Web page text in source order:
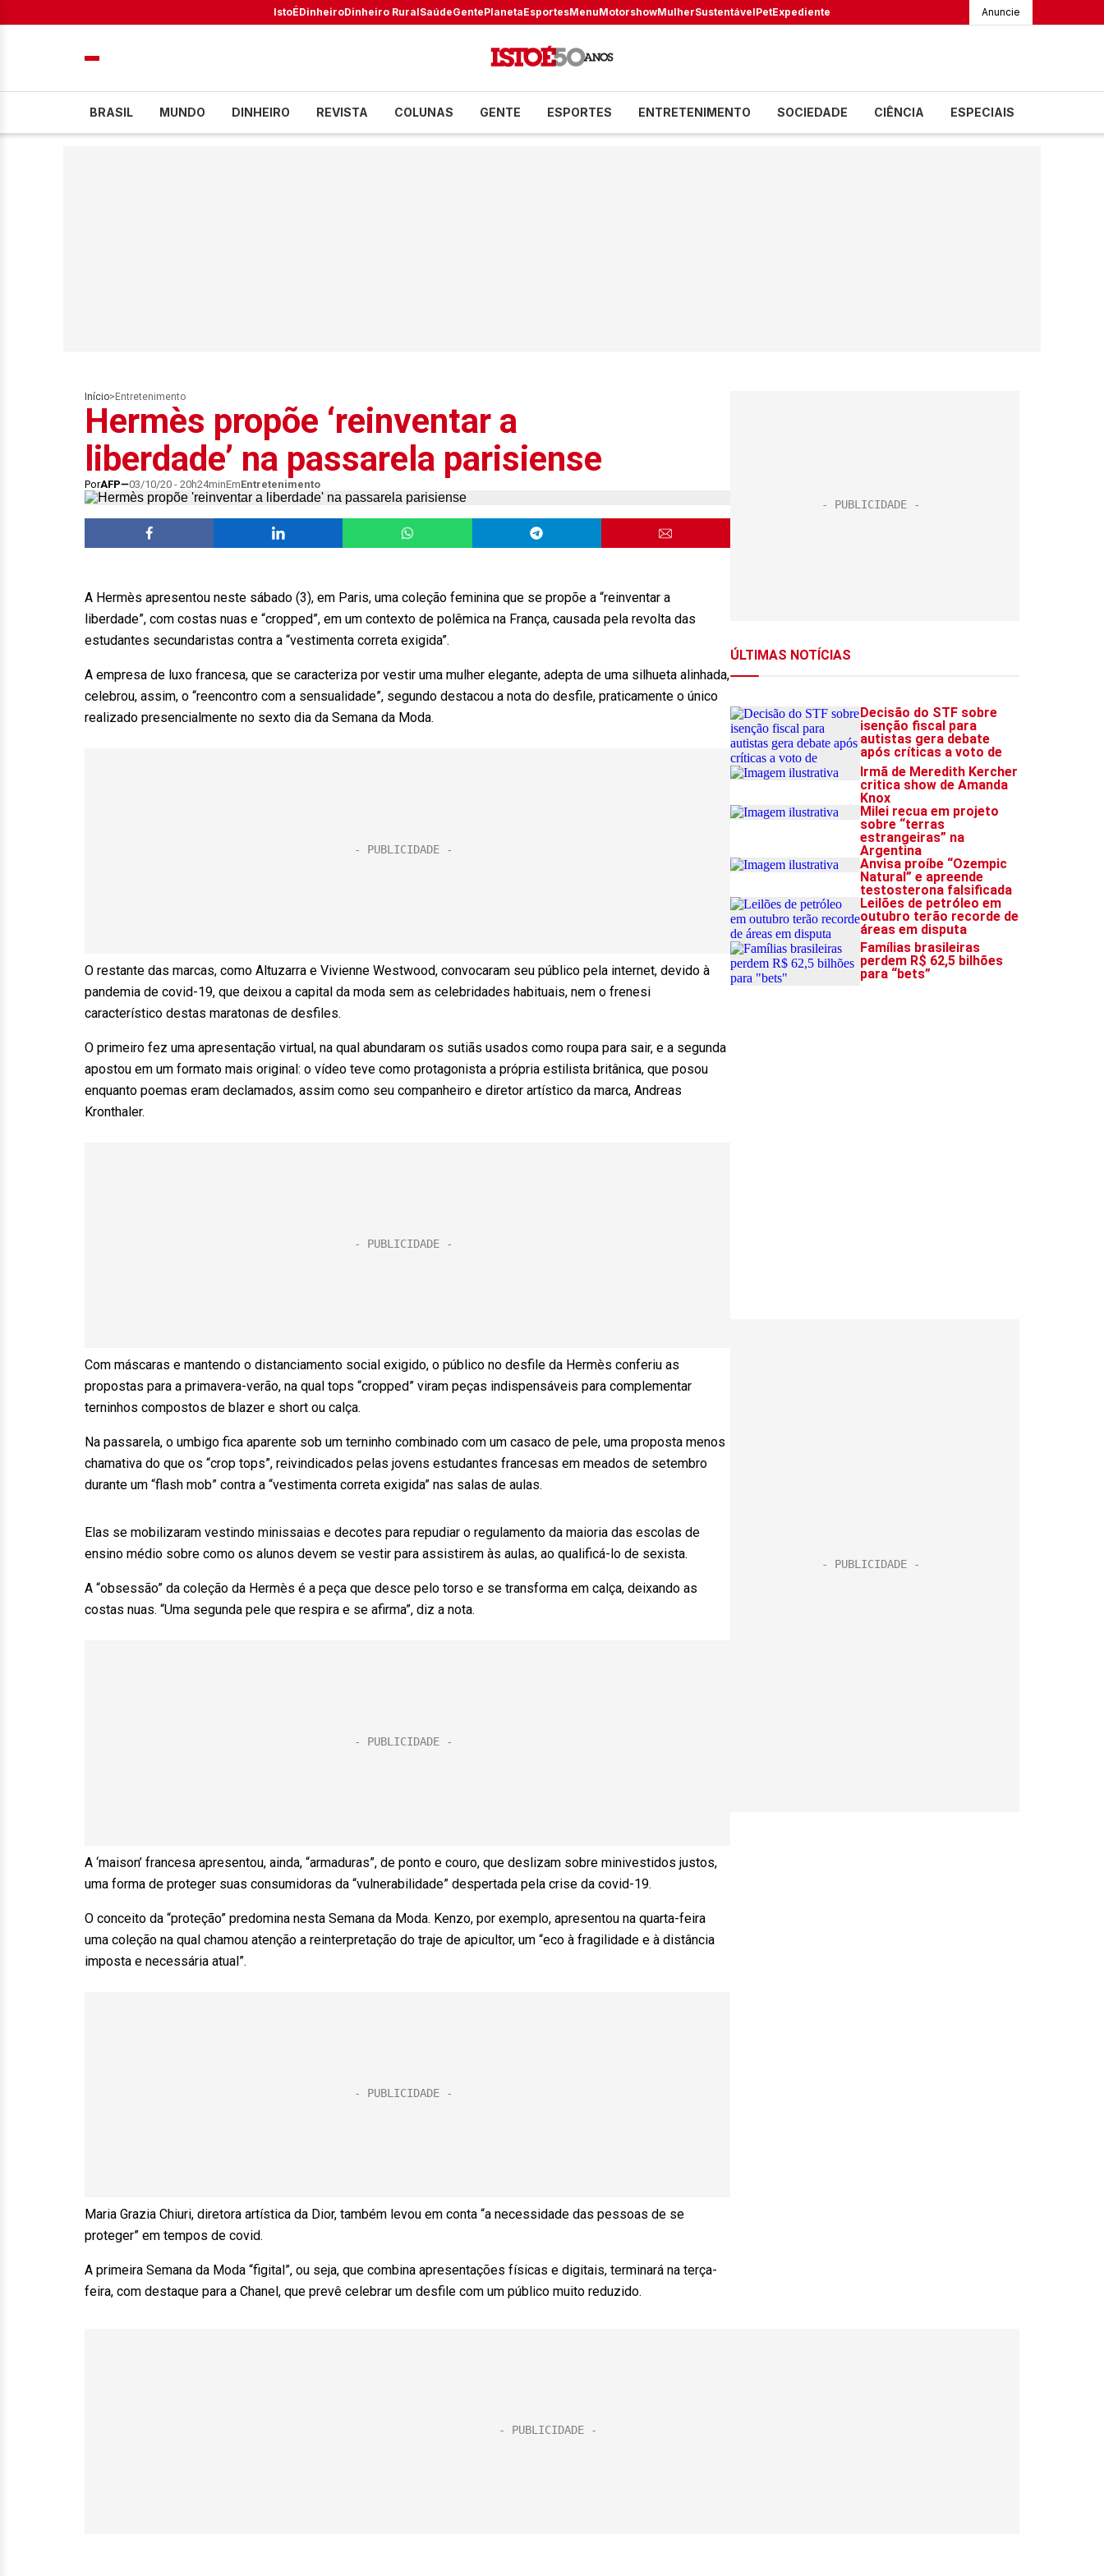
IstoÉDinheiroDinheiro RuralSaúdeGentePlanetaEsportesMenuMotorshowMulherSustentávelPetExpediente Anuncie
BRASIL MUNDO DINHEIRO REVISTA COLUNAS GENTE ESPORTES ENTRETENIMENTO SOCIEDADE CIÊNCIA ESPECIAIS
Início> Entretenimento
Hermès propõe ‘reinventar a
liberdade’ na passarela parisiense
PorAFP 03/10/20 - 20h24minEmEntretenimento
A Hermès apresentou neste sábado (3), em Paris, uma coleção feminina que se propõe a “reinventar a
liberdade”, com costas nuas e “cropped”, em um contexto de polêmica na França, causada pela revolta das
estudantes secundaristas contra a “vestimenta correta exigida”.
A empresa de luxo francesa, que se caracteriza por vestir uma mulher elegante, adepta de uma silhueta alinhada,
celebrou, assim, o “reencontro com a sensualidade”, segundo destacou a nota do desfile, praticamente o único
realizado presencialmente no sexto dia da Semana da Moda.
O restante das marcas, como Altuzarra e Vivienne Westwood, convocaram seu público pela internet, devido à
pandemia de covid-19, que deixou a capital da moda sem as celebridades habituais, nem o frenesi
característico destas maratonas de desfiles.
O primeiro fez uma apresentação virtual, na qual abundaram os sutiãs usados como roupa para sair, e a segunda
apostou em um formato mais original: o vídeo teve como protagonista a própria estilista britânica, que posou
enquanto poemas eram declamados, assim como seu companheiro e diretor artístico da marca, Andreas
Kronthaler.
Com máscaras e mantendo o distanciamento social exigido, o público no desfile da Hermès conferiu as
propostas para a primavera-verão, na qual tops “cropped” viram peças indispensáveis para complementar
terninhos compostos de blazer e short ou calça.
Na passarela, o umbigo fica aparente sob um terninho combinado com um casaco de pele, uma proposta menos
chamativa do que os “crop tops”, reivindicados pelas jovens estudantes francesas em meados de setembro
durante um “flash mob” contra a “vestimenta correta exigida” nas salas de aulas.
Elas se mobilizaram vestindo minissaias e decotes para repudiar o regulamento da maioria das escolas de
ensino médio sobre como os alunos devem se vestir para assistirem às aulas, ao qualificá-lo de sexista.
A “obsessão” da coleção da Hermès é a peça que desce pelo torso e se transforma em calça, deixando as
costas nuas. “Uma segunda pele que respira e se afirma”, diz a nota.
A ‘maison’ francesa apresentou, ainda, “armaduras”, de ponto e couro, que deslizam sobre minivestidos justos,
uma forma de proteger suas consumidoras da “vulnerabilidade” despertada pela crise da covid-19.
O conceito da “proteção” predomina nesta Semana da Moda. Kenzo, por exemplo, apresentou na quarta-feira
uma coleção na qual chamou atenção a reinterpretação do traje de apicultor, um “eco à fragilidade e à distância
imposta e necessária atual”.
Maria Grazia Chiuri, diretora artística da Dior, também levou em conta “a necessidade das pessoas de se
proteger” em tempos de covid.
A primeira Semana da Moda “figital”, ou seja, que combina apresentações físicas e digitais, terminará na terça-
feira, com destaque para a Chanel, que prevê celebrar um desfile com um público muito reduzido.